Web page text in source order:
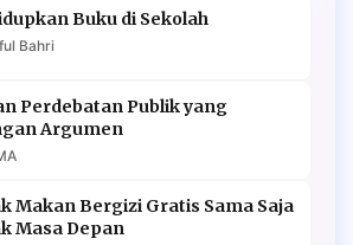
Buku di Sekolah
Bahri
Perdebatan Publik yang
Argumen
Makan Bergizi Gratis Sama Saja
Masa Depan